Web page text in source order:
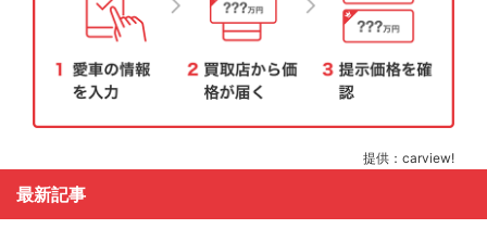
提供：carview!
最新記事